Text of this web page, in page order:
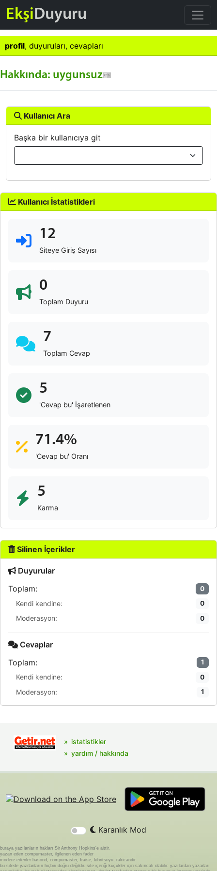
EkşiDuyuru
profil, duyuruları, cevapları
Hakkında: uygunsuz
Kullanıcı Ara
Başka bir kullanıcıya git
Kullanıcı İstatistikleri
12
Siteye Giriş Sayısı
0
Toplam Duyuru
7
Toplam Cevap
5
'Cevap bu' İşaretlenen
71.4%
'Cevap bu' Oranı
5
Karma
Silinen İçerikler
Duyurular
Toplam:
0
Kendi kendine: 0
Moderasyon: 0
Cevaplar
Toplam:
1
Kendi kendine: 0
Moderasyon: 1
istatistikler
yardım / hakkında
Karanlık Mod
buraya yazılanların hakları Sir Anthony Hopkins'e aittir.
yazan eden compumaster, ilgilenen eden fader
modere edenler basond, compumaster, fraise, kibritsuyu, rakicandir
bu sitede yazılanların hiçbiri doğru değildir. site içeriği küçükler için sakıncalı olabilir. yazılardan yazarları